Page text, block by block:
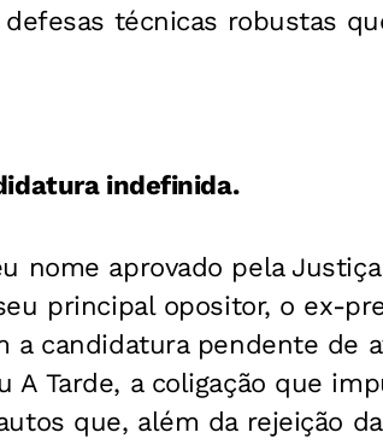
técnicas robustas
indefinida.
nome aprovado pela
principal opositor, o ex-
a candidatura pendente de
A Tarde, a coligação que
que, além da rejeição